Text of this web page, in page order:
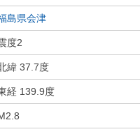
島県会津
度2
緯 37.7度
経 139.9度